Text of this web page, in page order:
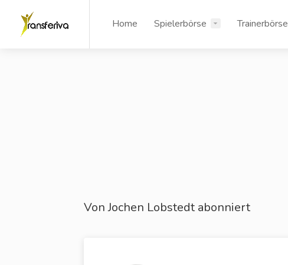
Home Spielerbörse Trainerbörse
Von Jochen Lobstedt abonniert